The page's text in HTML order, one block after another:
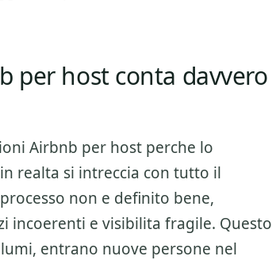
per host conta davvero
Airbnb per host perche lo
realta si intreccia con tutto il
non e definito bene,
incoerenti e visibilita fragile. Questo
entrano nuove persone nel